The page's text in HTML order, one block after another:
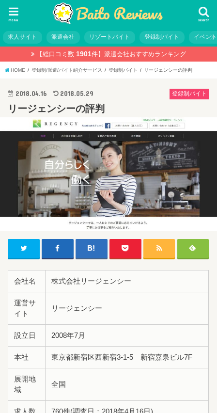
search
menu
求人サイト 派遣会社 リゾートバイト 登録制バイト イベン
【総口コミ数 1901件】派遣会社おすすめランキング
HOME 登録制/派遣/バイト紹介サービス 登録制バイト リージェンシーの評判
登録制バイト
2018.04.16 2018.05.29
リージェンシーの評判
会社名 株式会社リージェンシー
運営サ
イト
リージェンシー
設立日 2008年7月
本社 東京都新宿区西新宿3-1-5 新宿嘉泉ビル7F
展開地
域
全国